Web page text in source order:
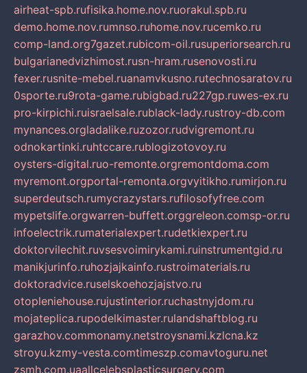
airheat-spb.rufisika.home.nov.ruorakul.spb.ru
demo.home.nov.rumnso.ruhome.nov.rucemko.ru
comp-land.org7gazet.rubicom-oil.rusuperiorsearch.ru
bulgarianedvizhimost.rusn-hram.rusenovosti.ru
fexer.rusnite-mebel.ruanamvkusno.rutechnosaratov.ru
0sporte.ru9rota-game.rubigbad.ru227gp.ruwes-ex.ru
pro-kirpichi.ruisraelsale.rublack-lady.rustroy-db.com
mynances.orgladalike.ruzozor.rudvigremont.ru
odnokartinki.ruhtccare.rublogizotovoy.ru
oysters-digital.ruo-remonte.orgremontdoma.com
myremont.orgportal-remonta.orgvyitikho.rumirjon.ru
superdeutsch.rumycrazystars.rufilosofyfree.com
mypetslife.orgwarren-buffett.orggreleon.comsp-or.ru
infoelectrik.rumaterialexpert.rudetkiexpert.ru
doktorvilechit.ruvsesvoimirykami.ruinstrumentgid.ru
manikjurinfo.ruhozjajkainfo.rustroimaterials.ru
doktoradvice.ruselskoehozjajstvo.ru
otopleniehouse.rujustinterior.ruchastnyjdom.ru
mojateplica.rupodelkimaster.rulandshaftblog.ru
garazhov.commonamy.netstroysnami.kzlcna.kz
stroyu.kzmy-vesta.comtimeszp.comavtoguru.net
zsmh.com.uaallcelebsplasticsurgery.com